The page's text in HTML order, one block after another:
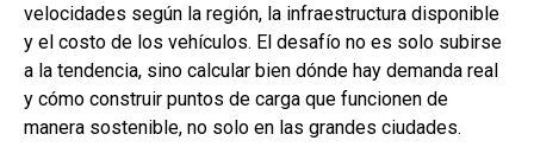
velocidades según la región, la infraestructura disponible
y el costo de los vehículos. El desafío no es solo subirse
a la tendencia, sino calcular bien dónde hay demanda real
y cómo construir puntos de carga que funcionen de
manera sostenible, no solo en las grandes ciudades.